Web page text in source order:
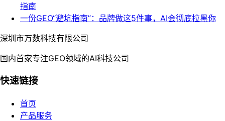
指南
一份GEO“避坑指南”：品牌做这5件事，AI会彻底拉黑你
深圳市万数科技有限公司
国内首家专注GEO领域的AI科技公司
快速链接
首页
产品服务